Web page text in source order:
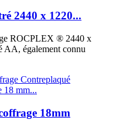
2440 x 1220...
ROCPLEX ® 2440 x
AA, également connu
18mm